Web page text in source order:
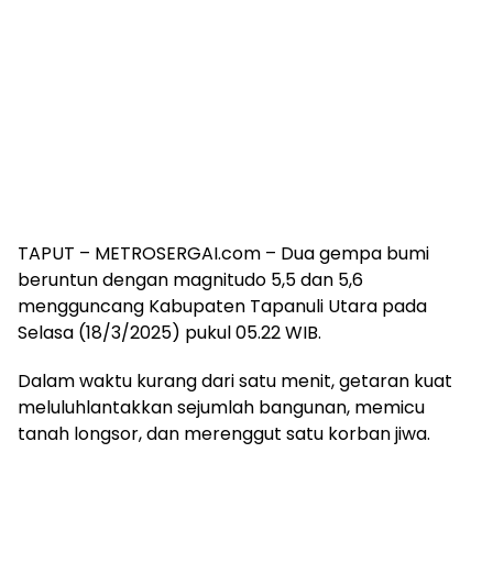
TAPUT – METROSERGAI.com – Dua gempa bumi
beruntun dengan magnitudo 5,5 dan 5,6
mengguncang Kabupaten Tapanuli Utara pada
Selasa (18/3/2025) pukul 05.22 WIB.
Dalam waktu kurang dari satu menit, getaran kuat
meluluhlantakkan sejumlah bangunan, memicu
tanah longsor, dan merenggut satu korban jiwa.